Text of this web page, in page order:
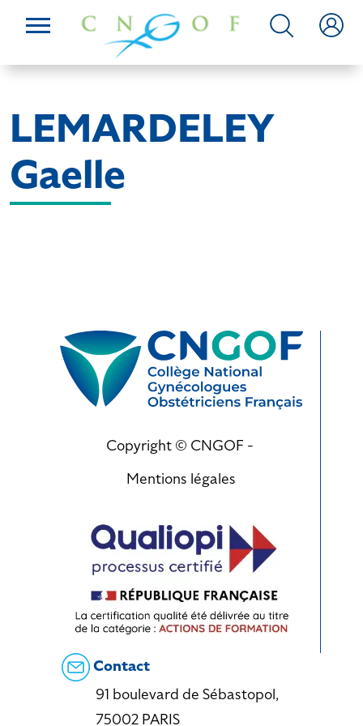
LEMARDELEY
Gaelle
Copyright © CNGOF -
Mentions légales
Contact
91 boulevard de Sébastopol,
75002 PARIS